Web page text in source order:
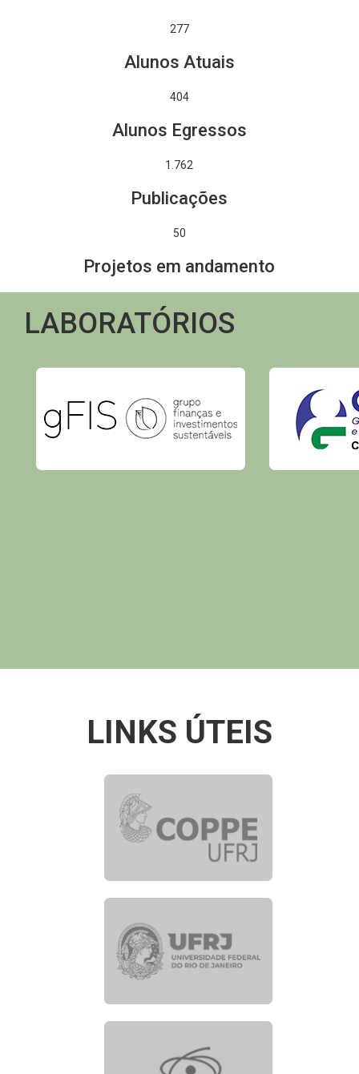
277
Alunos Atuais
404
Alunos Egressos
1.970
Publicações
50
Projetos em andamento
LABORATÓRIOS
LINKS ÚTEIS